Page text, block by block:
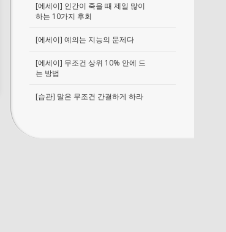
[에세이] 인간이 죽을 때 제일 많이
하는 10가지 후회
[에세이] 예의는 지능의 문제다
[에세이] 무조건 상위 10% 안에 드
는 방법
[습관] 말은 무조건 간결하게 하라